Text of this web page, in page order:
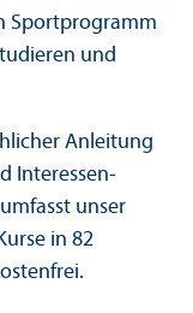
Sport­programm
und
Anleitung
Interessen­
unser
in 82